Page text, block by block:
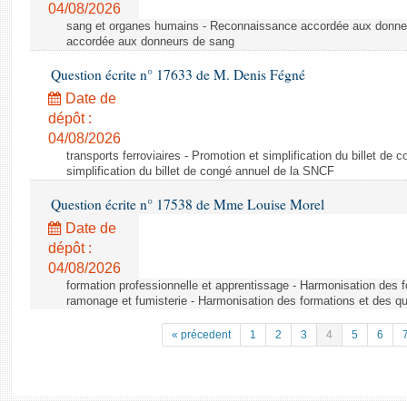
04/08/2026
sang et organes humains - Reconnaissance accordée aux
accordée aux donneurs de sang
Question écrite n° 17633 de M. Denis Fégné
Date de
dépôt :
04/08/2026
transports ferroviaires - Promotion et simplification du billet de
simplification du billet de congé annuel de la SNCF
Question écrite n° 17538 de Mme Louise Morel
Date de
dépôt :
04/08/2026
formation professionnelle et apprentissage - Harmonisation des
ramonage et fumisterie - Harmonisation des formations et des
« précedent 1 2 3 4 5 6